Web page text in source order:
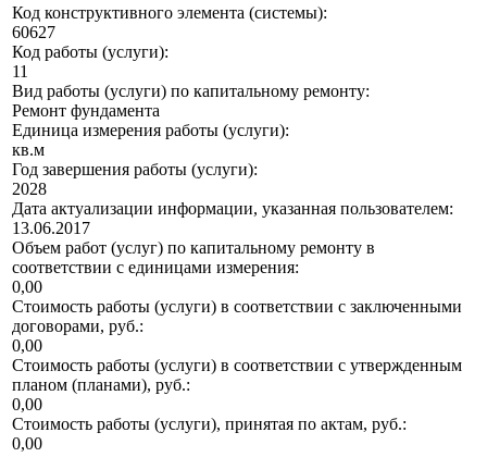
Код конструктивного элемента (системы):
60627
Код работы (услуги):
11
Вид работы (услуги) по капитальному ремонту:
Ремонт фундамента
Единица измерения работы (услуги):
кв.м
Год завершения работы (услуги):
2028
Дата актуализации информации, указанная пользователем:
13.06.2017
Объем работ (услуг) по капитальному ремонту в
соответствии с единицами измерения:
0,00
Стоимость работы (услуги) в соответствии с заключенными
договорами, руб.:
0,00
Стоимость работы (услуги) в соответствии с утвержденным
планом (планами), руб.:
0,00
Стоимость работы (услуги), принятая по актам, руб.:
0,00